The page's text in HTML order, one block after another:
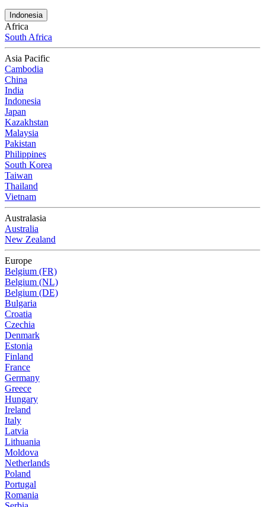
Indonesia
Africa
South Africa
Asia Pacific
Cambodia
China
India
Indonesia
Japan
Kazakhstan
Malaysia
Pakistan
Philippines
South Korea
Taiwan
Thailand
Vietnam
Australasia
Australia
New Zealand
Europe
Belgium (FR)
Belgium (NL)
Belgium (DE)
Bulgaria
Croatia
Czechia
Denmark
Estonia
Finland
France
Germany
Greece
Hungary
Ireland
Italy
Latvia
Lithuania
Moldova
Netherlands
Poland
Portugal
Romania